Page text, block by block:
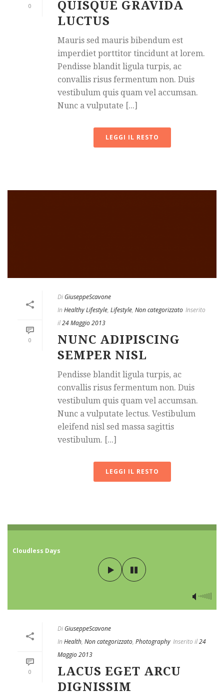
0
QUISQUE GRAVIDA
LUCTUS
Mauris sed mauris bibendum est
imperdiet porttitor tincidunt at lorem.
Pendisse blandit ligula turpis, ac
convallis risus fermentum non. Duis
vestibulum quis quam vel accumsan.
Nunc a vulputate [...]
LEGGI IL RESTO
0
Di GiuseppeScavone
In Healthy Lifestyle, Lifestyle, Non categorizzato Inserito
il24 Maggio 2013
NUNC ADIPISCING
SEMPER NISL
Pendisse blandit ligula turpis, ac
convallis risus fermentum non. Duis
vestibulum quis quam vel accumsan.
Nunc a vulputate lectus. Vestibulum
eleifend nisl sed massa sagittis
vestibulum. [...]
LEGGI IL RESTO
Cloudless Days
0
Di GiuseppeScavone
In Health, Non categorizzato, Photography Inserito il24
Maggio 2013
LACUS EGET ARCU
DIGNISSIM